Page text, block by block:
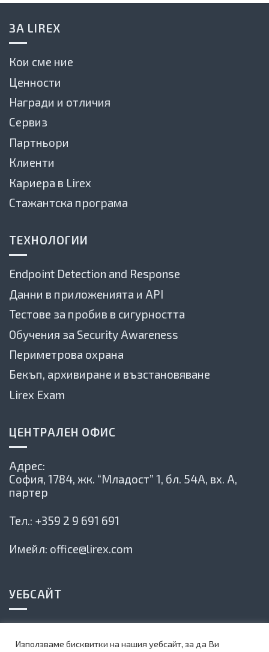
ЗА LIREX
Кои сме ние
Ценности
Награди и отличия
Сервиз
Партньори
Клиенти
Кариера в Lirex
Стажантска програма
ТЕХНОЛОГИИ
Endpoint Detection and Response
Данни в приложенията и API
Тестове за пробив в сигурността
Обучения за Security Awareness
Периметрова охрана
Бекъп, архивиране и възстановяване
Lirex Exam
ЦЕНТРАЛЕН ОФИС
Адрес:
София, 1784, жк. “Младост” 1, бл. 54А, вх. А,
партер
Тел.: +359 2 9 691 691
Имейл: office@lirex.com
УЕБСАЙТ
Политика на сайта
Карта на сайта
Използваме бисквитки на нашия уебсайт, за да Ви